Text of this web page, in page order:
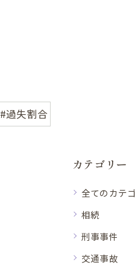
#過失割合
カテゴリー
全てのカテ
相続
刑事事件
交通事故